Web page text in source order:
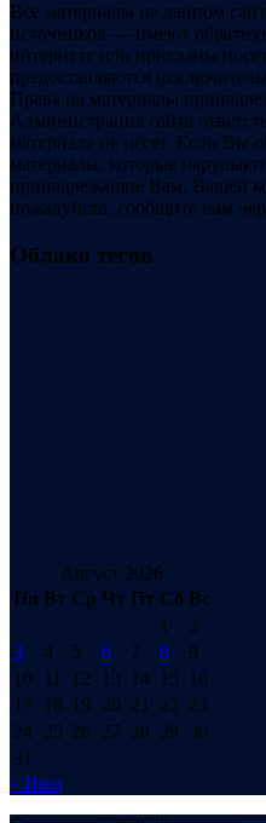
Все материалы на данном
источников — имеют
интернете или присланы
предоставляются
Права на материалы
Администрация сайта
материала не несет. Если Вы
материалы, которые нарушают
принадлежащие Вам, Вашей
пожалуйста, сообщите нам
Облако тегов
Август 2026
Пн Вт Ср Чт Пт Сб Вс
1
2
3
4 5 6 7 8
9
10
11 12 13 14 15
16
17
18 19 20 21 22 23
24 25 26 27 28 29 30
31
« Июл